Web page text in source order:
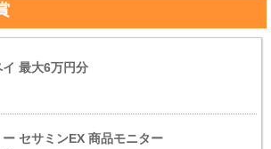
イ 最大6万円分
セサミンEX 商品モニター